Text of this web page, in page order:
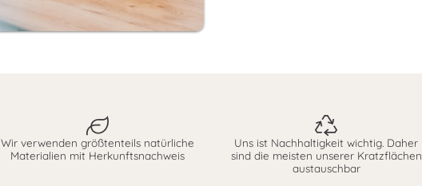
Wir verwenden größtenteils natürliche
Materialien mit Herkunftsnachweis
Uns ist Nachhaltigkeit wichtig. Daher
sind die meisten unserer Kratzflächen
austauschbar